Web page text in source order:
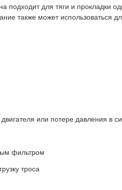
подходит для тяги и прокладки
также может использоваться
или потере давления в
фильтром
троса